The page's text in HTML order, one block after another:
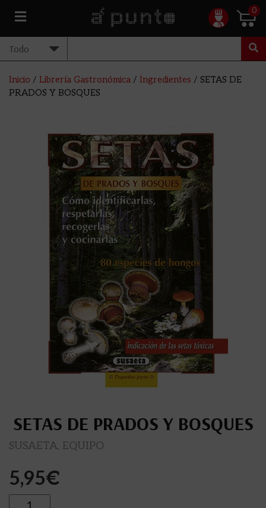
0
Inicio / Librería Gastronómica / Ingredientes / SETAS DE
PRADOS Y BOSQUES
SETAS DE PRADOS Y BOSQUES
SUSAETA, EQUIPO
5,95€
Cantidad